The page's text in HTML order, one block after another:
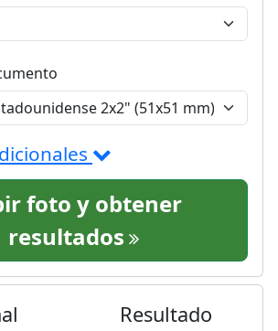
foto y obtener
resultados
Resultado